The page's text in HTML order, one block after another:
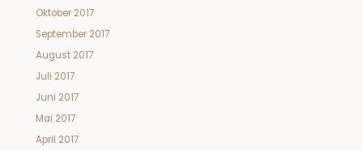
Oktober 2017
September 2017
August 2017
Juli 2017
Juni 2017
Mai 2017
April 2017